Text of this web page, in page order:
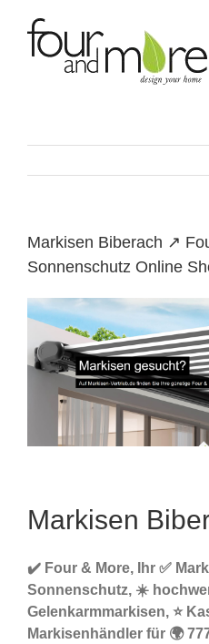
content
Markisen Biberach ↗️
Sonnenschutz Online
Markisen
✔️ Four & More, Ihr ✅
Sonnenschutz, ☀️
Gelenkarmmarkisen, ⭐
Markisenhändler für 🌍